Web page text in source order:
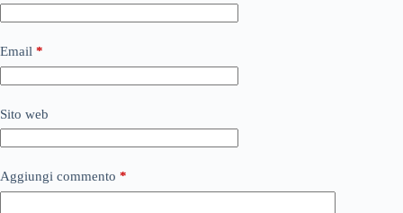
Email *
Sito web
Aggiungi commento *